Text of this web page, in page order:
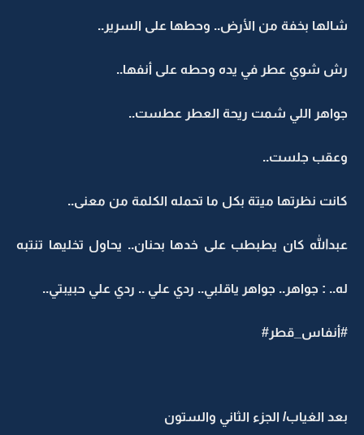
شالها بخفة من الأرض.. وحطها على السرير..
رش شوي عطر في يده وحطه على أنفها..
جواهر اللي شمت ريحة العطر عطست..
وعقب جلست..
كانت نظرتها ميتة بكل ما تحمله الكلمة من معنى..
عبدالله كان يطبطب على خدها بحنان.. يحاول تخليها تنتبه
له.. : جواهر.. جواهر ياقلبي.. ردي علي .. ردي علي حبيبتي..
#أنفاس_قطر#
بعد الغياب/ الجزء الثاني والستون